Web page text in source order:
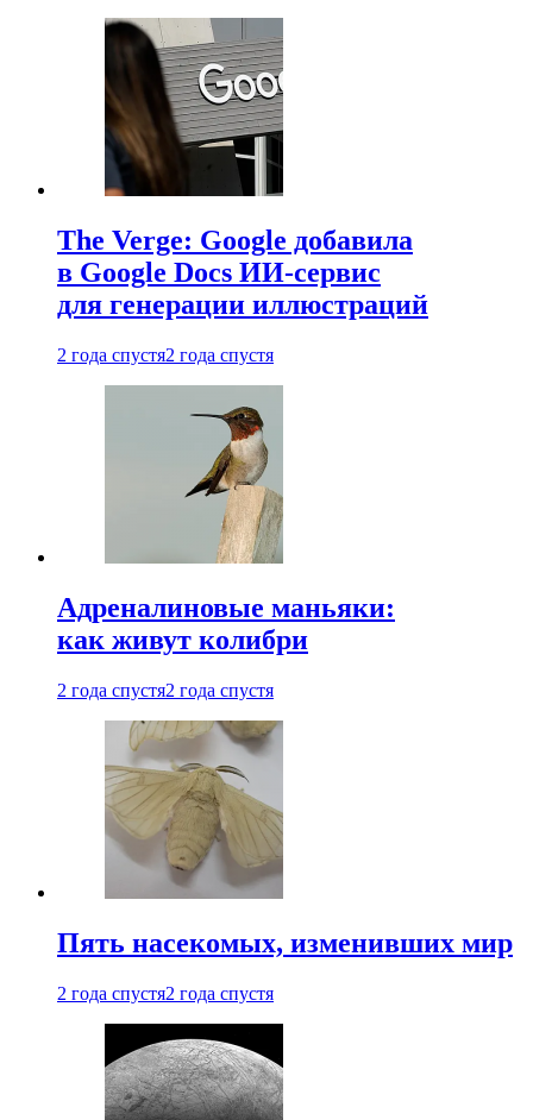
The Verge: Google добавила
в Google Docs ИИ-сервис
для генерации иллюстраций
2 года спустя2 года спустя
Адреналиновые маньяки:
как живут колибри
2 года спустя2 года спустя
Пять насекомых, изменивших мир
2 года спустя2 года спустя